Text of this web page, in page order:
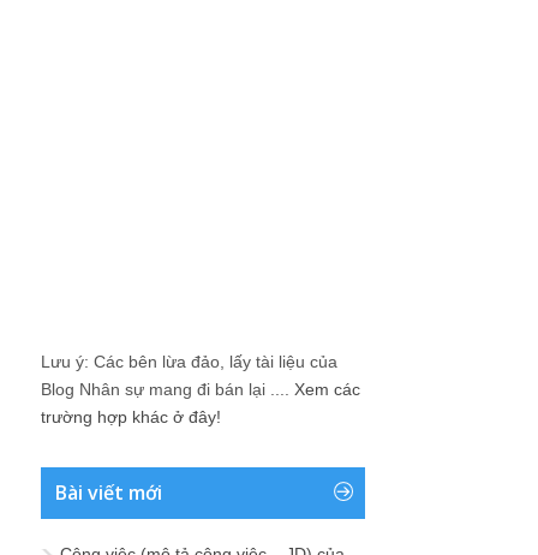
Lưu ý: Các bên lừa đảo, lấy tài liệu của
Blog Nhân sự mang đi bán lại .... Xem các
trường hợp khác ở đây!
Bài viết mới